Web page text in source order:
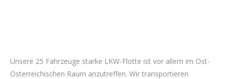
Unsere 25 Fahrzeuge starke LKW-Flotte ist vor allem im Ost-
Österreichischen Raum anzutreffen. Wir transportieren